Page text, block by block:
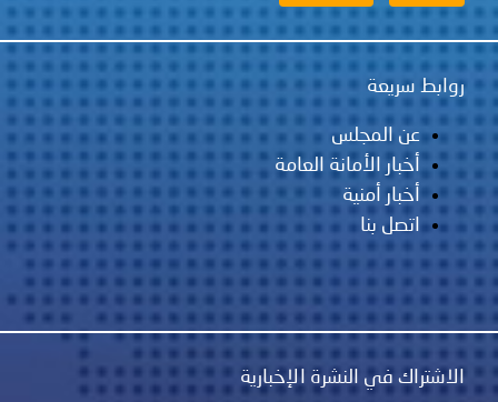
روابط سريعة
عن المجلس
أخبار الأمانة العامة
أخبار أمنية
اتصل بنا
الاشتراك في النشرة الإخبارية